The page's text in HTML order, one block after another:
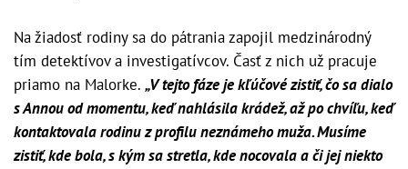
Na žiadosť rodiny sa do pátrania zapojil medzinárodný
tím detektívov a investigatívcov. Časť z nich už pracuje
priamo na Malorke. „V tejto fáze je kľúčové zistiť, čo sa dialo
s Annou od momentu, keď nahlásila krádež, až po chvíľu, keď
kontaktovala rodinu z profilu neznámeho muža. Musíme
zistiť, kde bola, s kým sa stretla, kde nocovala a či jej niekto